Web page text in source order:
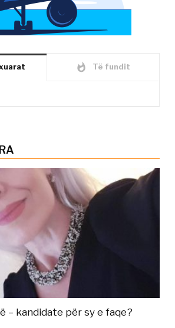
whatshot Të fundit
– kandidate për sy e faqe?